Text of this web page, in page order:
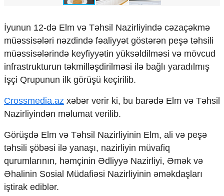
Humanitar
Elm və təhsil
Mədəniyyət
Diaspor
Yüksəliş hekayəsi
Zəfər Diasporu
Səhiyyə
Turizm
İqtisadiyyat
İqtisadi xəbərlər
Energetika
İyunun 12-də Elm və Təhsil Nazirliyində cəzaçəkmə
müəssisələri nəzdində fəaliyyət göstərən peşə təhsili
müəssisələrində keyfiyyətin yüksəldilməsi və mövcud
infrastrukturun təkmilləşdirilməsi ilə bağlı yaradılmış
İşçi Qrupunun ilk görüşü keçirilib.
Crossmedia.az xəbər verir ki, bu barədə Elm və Təhsil
Nazirliyindən məlumat verilib.
Görüşdə Elm və Təhsil Nazirliyinin Elm, ali və peşə
təhsili şöbəsi ilə yanaşı, nazirliyin müvafiq
qurumlarının, həmçinin Ədliyyə Nazirliyi, Əmək və
Əhalinin Sosial Müdafiəsi Nazirliyinin əməkdaşları
iştirak ediblər.